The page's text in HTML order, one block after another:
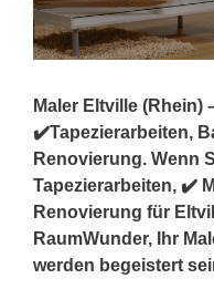
Maler Eltville (Rhein)
✔️Tapezierarbeiten,
Renovierung. Wenn
Tapezierarbeiten, ✔️
Renovierung für
RaumWunder, Ihr
werden begeistert